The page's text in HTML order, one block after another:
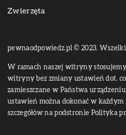
Zwierzęta
pewnaodpowiedz.pl © 2023.
W ramach naszej witryny
witryny bez zmiany ustawień dot.
zamieszczane w Państwa
ustawień można dokonać w każdym
szczegółów na podstronie Polityka